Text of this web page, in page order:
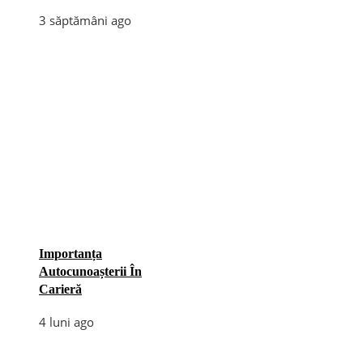
3 săptămâni ago
Importanța
Autocunoașterii În
Carieră
4 luni ago